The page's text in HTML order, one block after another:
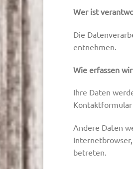
Wer ist
Die
entnehmen.
Wie erfassen
Ihre Daten
Andere Daten
betreten.